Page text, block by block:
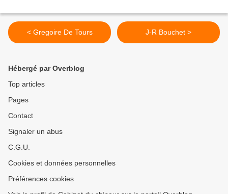
< Gregoire De Tours J-R Bouchet >
Hébergé par Overblog
Top articles
Pages
Contact
Signaler un abus
C.G.U.
Cookies et données personnelles
Préférences cookies